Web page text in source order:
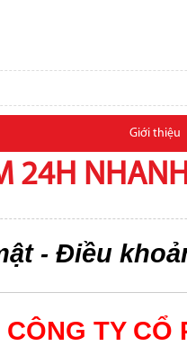
Giới thiệu
24H
- Điều
CÔNG TY CỔ